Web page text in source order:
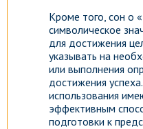
Кроме того, сон о
символическое
для достижения
указывать на
или выполнения
достижения
использования
эффективным
подготовки к